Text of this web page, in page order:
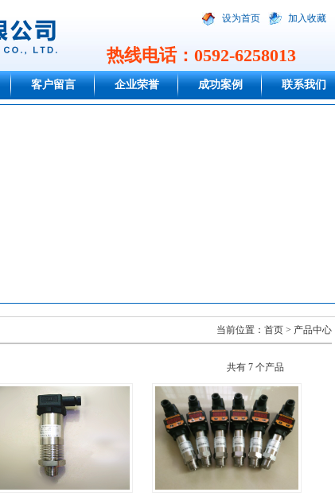
设为首页 加入收藏
热线电话：0592-6258013
客户留言 企业荣誉 成功案例 联系我们
当前位置： 首页> 产品中心
共有 7 个产品